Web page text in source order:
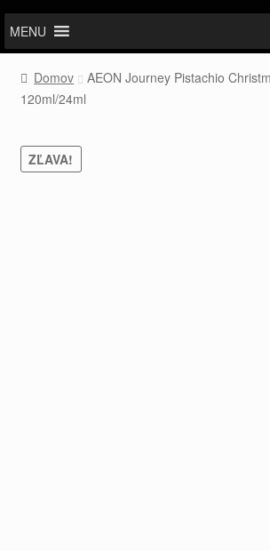
MENU
Domov
AEON Journey Pistachio
120ml/24ml
ZĽAVA!